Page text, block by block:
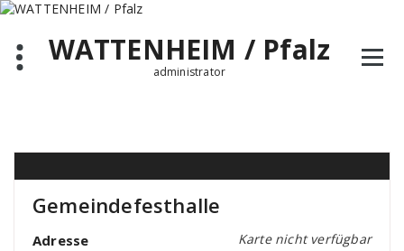
Zum
springenWATTENHEIM / Pfalz
administrator
Gemeindefesthalle
Karte nicht verfügbar
Adresse